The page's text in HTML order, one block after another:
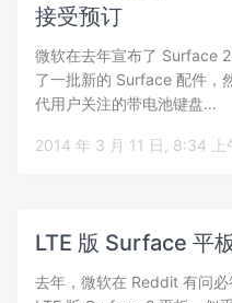
接受预订
微软在去年宣布了 Surface
了一批新的 Surface 配件，
代用户关注的带电池键盘…
2014 年 3 月 11 日,
LTE 版 Surface 平
去年，微软在 Reddit 有问